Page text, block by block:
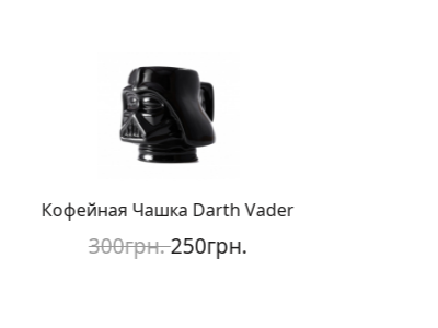
Кофейная Чашка Darth Vader
300грн.250грн.